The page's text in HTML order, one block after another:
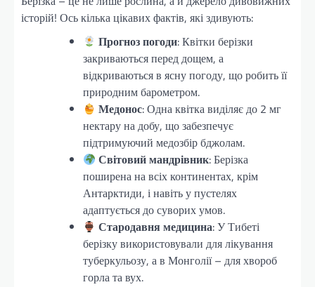
історій! Ось кілька цікавих фактів, які здивують:
Прогноз погоди: Квітки берізки
закриваються перед дощем, а
відкриваються в ясну погоду, що робить її
природним барометром.
Медонос: Одна квітка виділяє до 2 мг
нектару на добу, що забезпечує
підтримуючий медозбір бджолам.
Світовий мандрівник: Берізка
поширена на всіх континентах, крім
Антарктиди, і навіть у пустелях
адаптується до суворих умов.
Стародавня медицина: У Тибеті
берізку використовували для лікування
туберкульозу, а в Монголії – для хвороб
горла та вух.